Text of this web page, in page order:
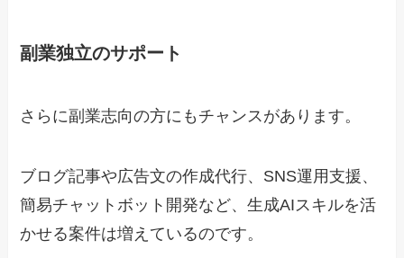
副業独立のサポート
さらに副業志向の方にもチャンスがあります。
ブログ記事や広告文の作成代行、SNS運用支援、
簡易チャットボット開発など、生成AIスキルを活
かせる案件は増えているのです。